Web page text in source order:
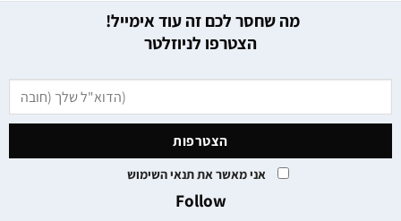
מה שחסר לכם זה עוד אימייל!
הצטרפו לניוזלטר
אני מאשר את תנאי השימוש
Follow